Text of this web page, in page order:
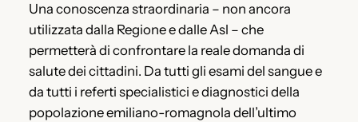
Una conoscenza straordinaria – non ancora
utilizzata dalla Regione e dalle Asl – che
permetterà di confrontare la reale domanda di
salute dei cittadini. Da tutti gli esami del sangue e
da tutti i referti specialistici e diagnostici della
popolazione emiliano-romagnola dell’ultimo